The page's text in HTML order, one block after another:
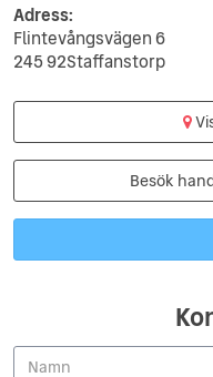
Adress:
Flintevångsvägen 6
245 92Staffanstorp
Besök